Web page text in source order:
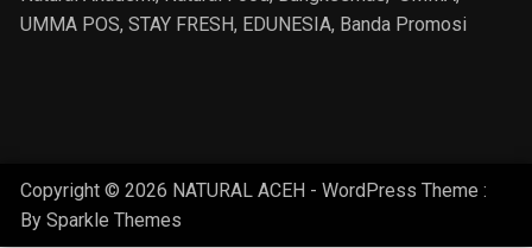
UMMA POS,STAY FRESH, EDUNESIA, Banda Promosi
Copyright © 2026 NATURAL ACEH - WordPress Theme :
BySparkle Themes